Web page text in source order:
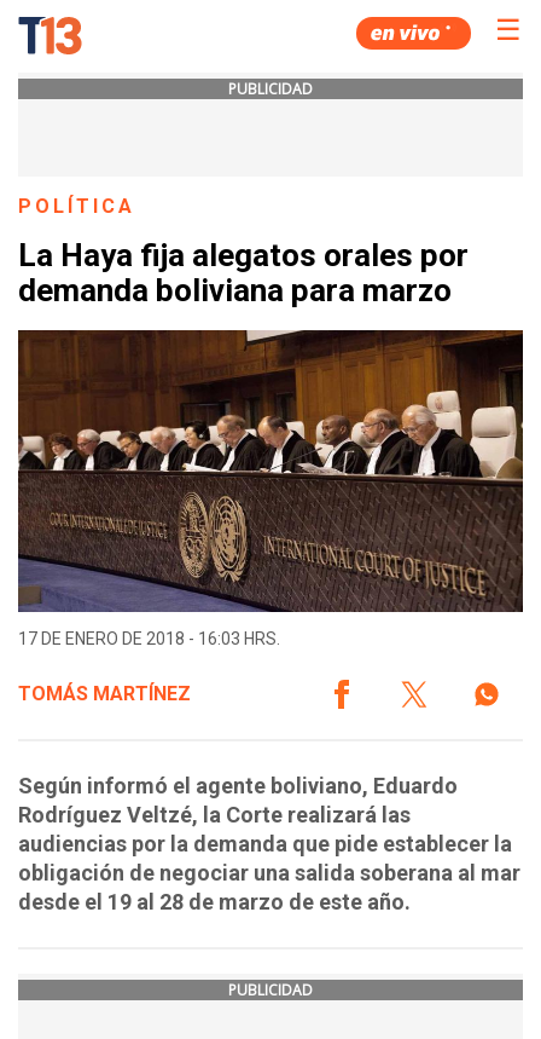
☰
PUBLICIDAD
POLÍTICA
La Haya fija alegatos orales por
demanda boliviana para marzo
17 DE ENERO DE 2018 - 16:03 HRS.
TOMÁS MARTÍNEZ
Según informó el agente boliviano, Eduardo
Rodríguez Veltzé, la Corte realizará las
audiencias por la demanda que pide establecer la
obligación de negociar una salida soberana al mar
desde el 19 al 28 de marzo de este año.
PUBLICIDAD